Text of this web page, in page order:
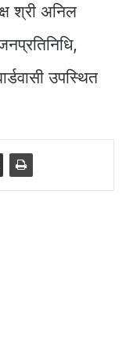
श्री अनिल
उपस्थित